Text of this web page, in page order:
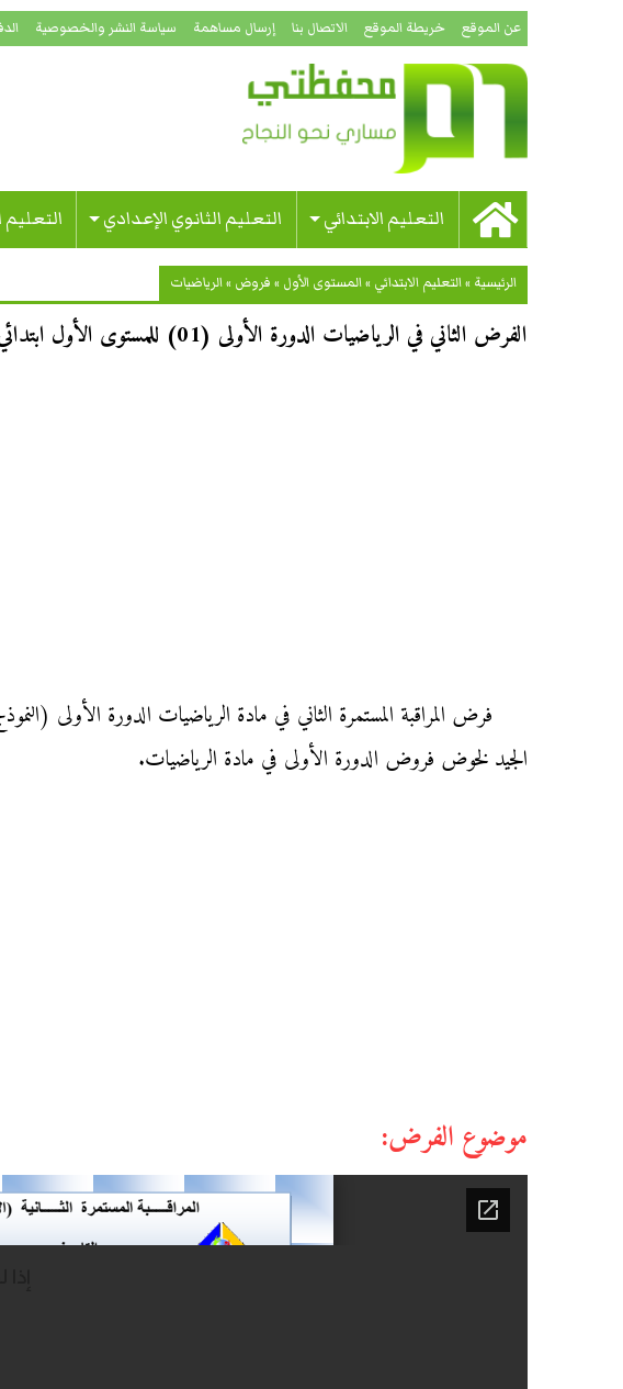
عن الموقع خريطة الموقع الاتصال بنا إرسال مساهمة سياسة النشر والخصوصية
التعليم الابتدائي التعليم الثانوي الإعدادي التعليم
الرئيسية »التعليم الابتدائي »المستوى الأول » فروض »الرياضيات
الفرض الثاني في الرياضيات الدورة الأولى (01) للمستوى الأول ابتدائي
الجيد لخوض فروض الدورة الأولى في مادة الرياضيات.
موضوع الفرض: